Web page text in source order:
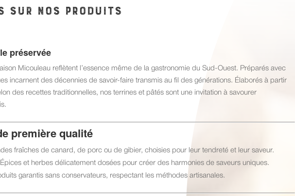
sur nos produits
préservée
Micouleau reflètent l’essence même de la gastronomie du Sud-Ouest. Préparés avec
incarnent des décennies de savoir-faire transmis au fil des générations. Élaborés à partir
des recettes traditionnelles, nos terrines et pâtés sont une invitation à savourer
première qualité
fraîches de canard, de porc ou de gibier, choisies pour leur tendreté et leur saveur.
Épices et herbes délicatement dosées pour créer des harmonies de saveurs uniques.
garantis sans conservateurs, respectant les méthodes artisanales.